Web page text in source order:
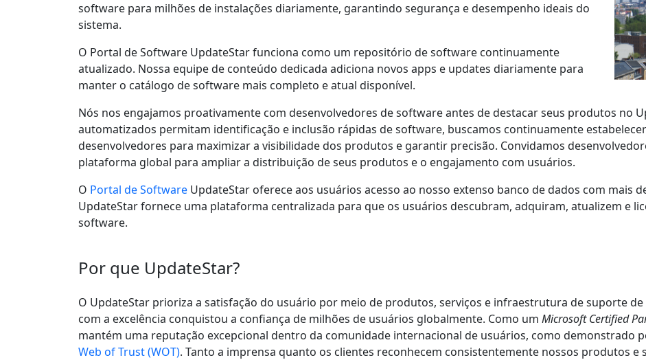
software para milhões de instalações diariamente, garantindo segurança e desempenho ideais do
sistema.
O Portal de Software UpdateStar funciona como um repositório de software continuamente
atualizado. Nossa equipe de conteúdo dedicada adiciona novos apps e updates diariamente para
manter o catálogo de software mais completo e atual disponível.
Nós nos engajamos proativamente com desenvolvedores de software antes de destacar seus produtos no
automatizados permitam identificação e inclusão rápidas de software, buscamos continuamente
desenvolvedores para maximizar a visibilidade dos produtos e garantir precisão. Convidamos
plataforma global para ampliar a distribuição de seus produtos e o engajamento com usuários.
O Portal de Software UpdateStar oferece aos usuários acesso ao nosso extenso banco de dados com mais
UpdateStar fornece uma plataforma centralizada para que os usuários descubram, adquiram, atualizem e
software.
Por que UpdateStar?
O UpdateStar prioriza a satisfação do usuário por meio de produtos, serviços e infraestrutura de suporte
com a excelência conquistou a confiança de milhões de usuários globalmente. Como um Microsoft Certified
mantém uma reputação excepcional dentro da comunidade internacional de usuários, como demonstrado
Web of Trust (WOT). Tanto a imprensa quanto os clientes reconhecem consistentemente nossos produtos e